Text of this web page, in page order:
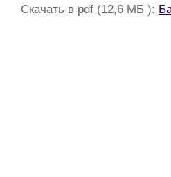
Скачать в pdf (12,6 МБ ):